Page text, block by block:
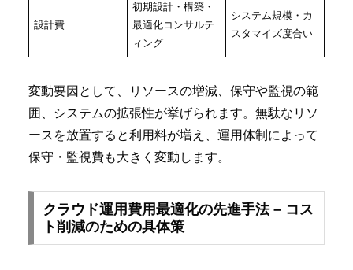
設計費
初期設計・構築・
最適化コンサルテ
ィング
システム規模・カ
スタマイズ度合い
変動要因として、リソースの増減、保守や監視の範
囲、システムの拡張性が挙げられます。無駄なリソ
ースを放置すると利用料が増え、運用体制によって
保守・監視費も大きく変動します。
クラウド運用費用最適化の先進手法 – コス
ト削減のための具体策